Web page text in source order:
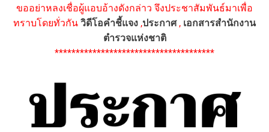
ขออย่าหลงเชื่อผู้แอบอ้างดังกล่าว จึงประชาสัมพันธ์มาเพื่อ
ทราบโดยทั่วกัน วิดีโอคำชี้แจง ,ประกาศ, เอกสารสำนักงาน
ตำรวจแห่งชาติ
**************************************